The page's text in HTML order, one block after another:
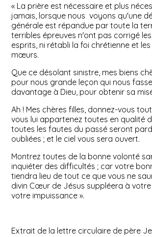
« La prière est nécessaire et plus
jamais, lorsque nous voyons qu'une
générale est répandue par toute la
terribles épreuves n'ont pas corrigé
esprits, ni rétabli la foi chrétienne et
mœurs.
Que ce désolant sinistre, mes biens
pour nous grande leçon qui nous
davantage à Dieu, pour obtenir sa
Ah ! Mes chères filles, donnez-vous
vous lui appartenez toutes en qualité
toutes les fautes du passé seront
oubliées ; et le ciel vous sera ouvert.
Montrez toutes de la bonne volonté
inquiéter des difficultés ; car votre
tiendra lieu de tout ce que vous ne
divin Cœur de Jésus suppléera à
votre impuissance ».
Extrait de la lettre circulaire de père